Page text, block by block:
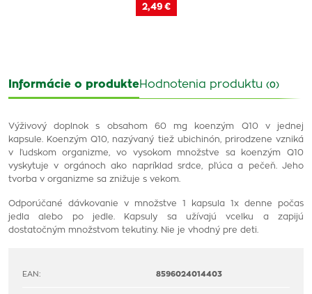
2,49 €
Informácie o produkteHodnotenia produktu (0)
Výživový doplnok s obsahom 60 mg koenzým Q10 v jednej
kapsule.
Koenzým Q10, nazývaný tiež ubichinón, prirodzene vzniká
v ľudskom organizme, vo vysokom množstve sa koenzým Q10
vyskytuje v orgánoch ako napríklad srdce, pľúca a pečeň. Jeho
tvorba v organizme sa znižuje s vekom.
Odporúčané dávkovanie v množstve 1 kapsula 1x denne počas
jedla alebo po jedle. Kapsuly sa užívajú vcelku a zapijú
dostatočným množstvom tekutiny. Nie je vhodný pre deti.
EAN: 8596024014403